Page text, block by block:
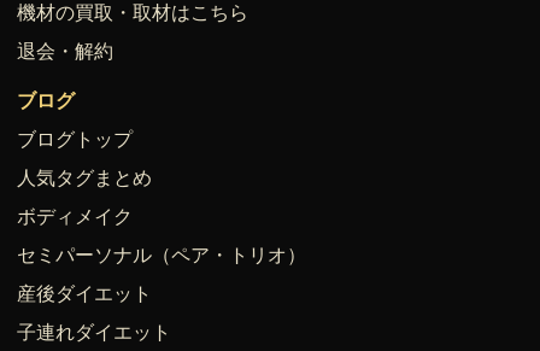
機材の買取・取材はこちら
退会・解約
ブログ
ブログトップ
人気タグまとめ
ボディメイク
セミパーソナル（ペア・トリオ）
産後ダイエット
子連れダイエット